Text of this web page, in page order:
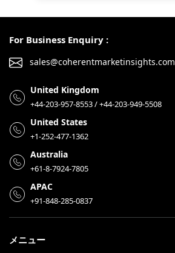
For Business Enquiry :
sales@coherentmarketinsights.com
United Kingdom
+44-203-957-8553 / +44-203-949-5508
United States
+1-252-477-1362
Australia
+61-8-7924-7805
APAC
+91-848-285-0837
メニュー